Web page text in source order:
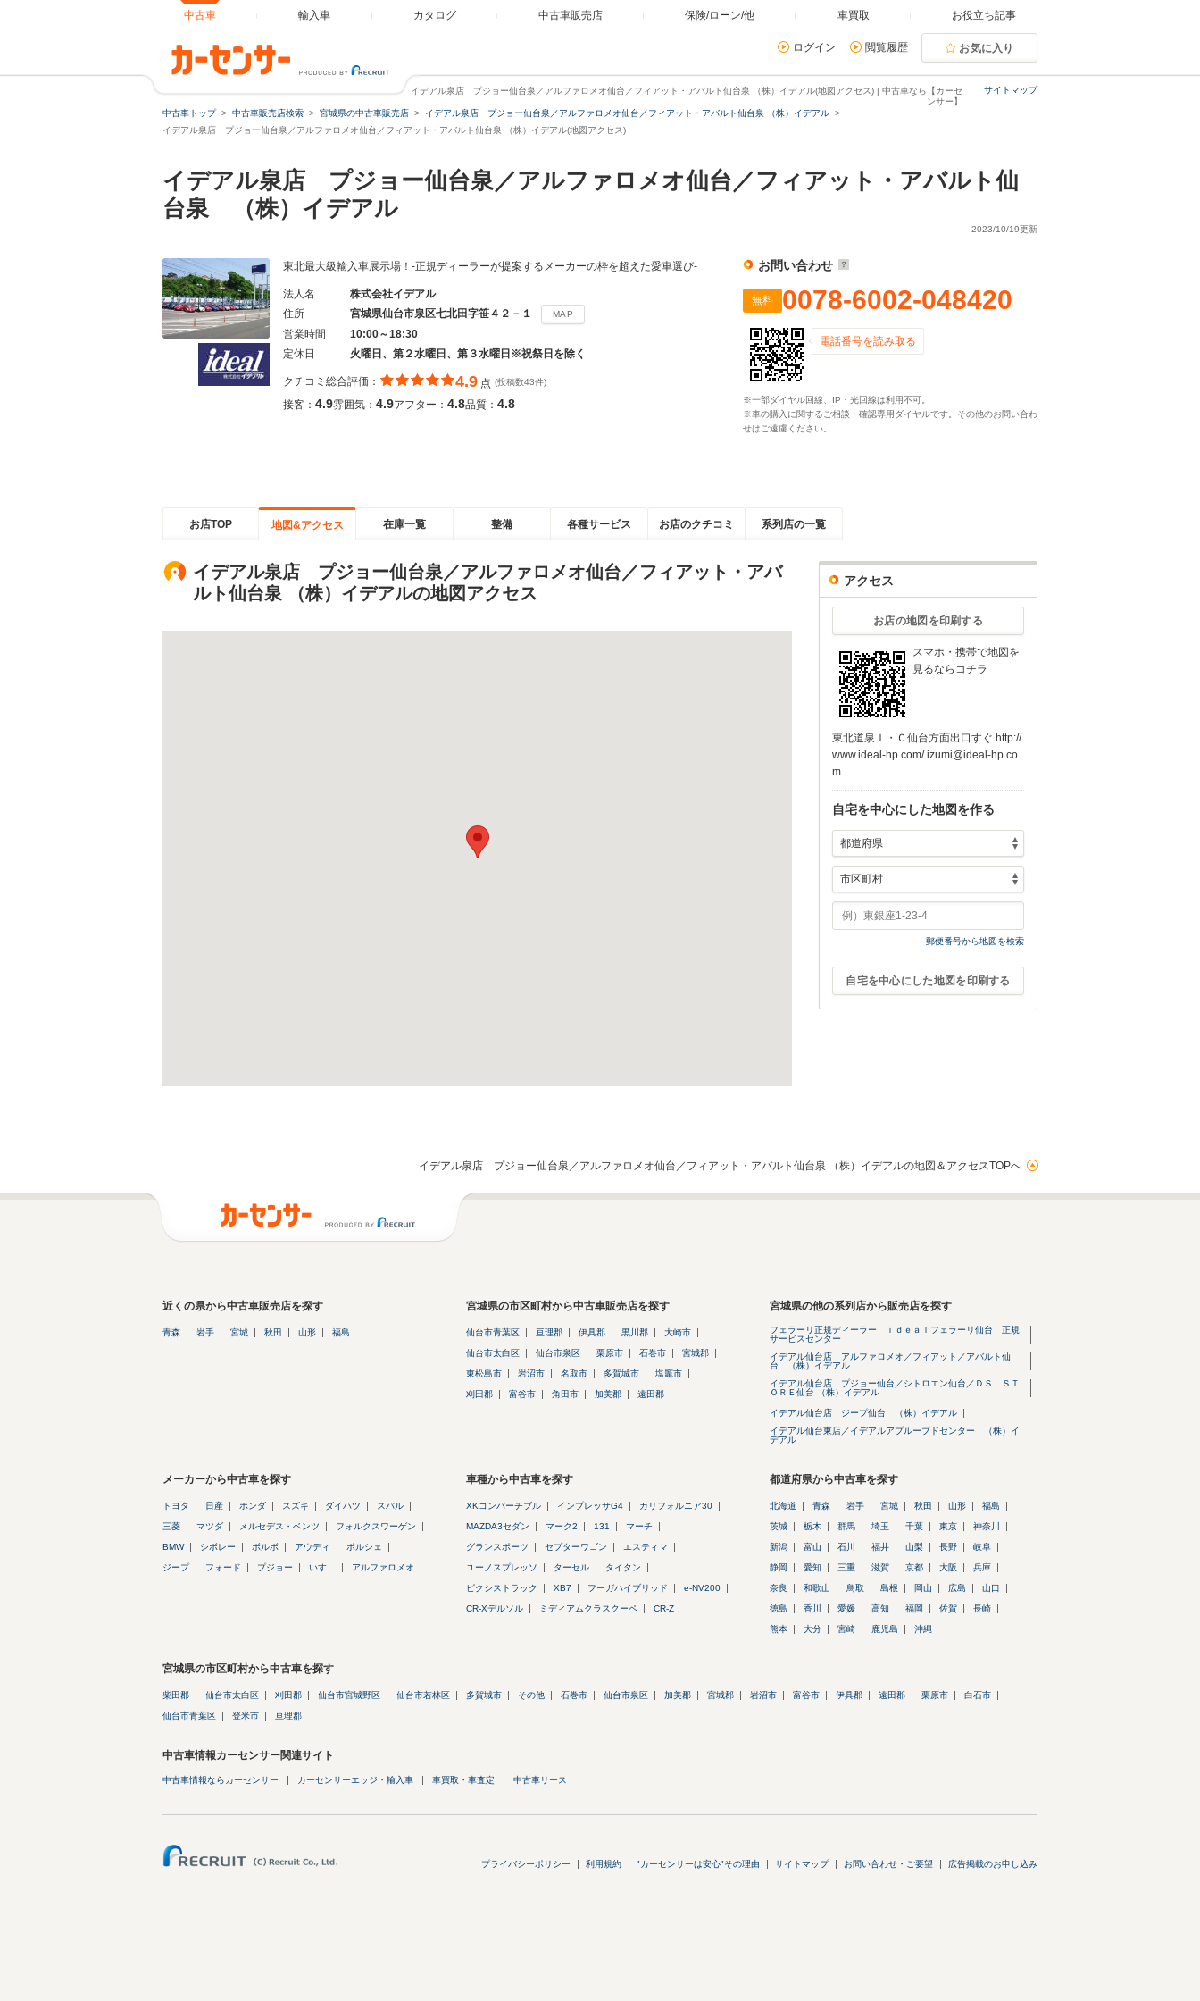
中古車 輸入車 カタログ 中古車販売店 保険/ローン/他 車買取 お役立ち記事
ログイン 閲覧履歴 お気に入り
サイトマップ
イデアル泉店 プジョー仙台泉／アルファロメオ仙台／フィアット・アバルト仙台泉 （株）イデアル(地図アクセス) | 中古車なら【カーセ
ンサー】
中古車トップ
中古車販売店検索 宮城県の中古車販売店
イデアル泉店 プジョー仙台泉／アルファロメオ仙台／フィアット・アバルト仙台泉 （株）イデアル
イデアル泉店 プジョー仙台泉／アルファロメオ仙台／フィアット・アバルト仙台泉 （株）イデアル(地図アクセス)
イデアル泉店 プジョー仙台泉／アルファロメオ仙台／フィアット・アバルト仙
台泉 （株）イデアル
2023/10/19更新
東北最大級輸入車展示場！-正規ディーラーが提案するメーカーの枠を超えた愛車選び-
法人名
株式会社イデアル
住所
宮城県仙台市泉区七北田字笹４２－１ MAP
営業時間
10:00～18:30
定休日
火曜日、第２水曜日、第３水曜日※祝祭日を除く
クチコミ総合評価： 4.9 点 (投稿数43件)
接客： 4.9雰囲気： 4.9アフター： 4.8品質： 4.8
お問い合わせ
無料 0078-6002-048420
電話番号を読み取る
※一部ダイヤル回線、IP・光回線は利用不可。
※車の購入に関するご相談・確認専用ダイヤルです。その他のお問い合わ
せはご遠慮ください。
お店TOP 地図&アクセス 在庫一覧 整備 各種サービス お店のクチコミ 系列店の一覧
イデアル泉店 プジョー仙台泉／アルファロメオ仙台／フィアット・アバ
ルト仙台泉 （株）イデアルの地図アクセス
アクセス
お店の地図を印刷する
スマホ・携帯で地図を
見るならコチラ
東北道泉Ｉ・Ｃ仙台方面出口すぐ http://
www.ideal-hp.com/ izumi@ideal-hp.co
m
自宅を中心にした地図を作る
郵便番号から地図を検索
自宅を中心にした地図を印刷する
イデアル泉店 プジョー仙台泉／アルファロメオ仙台／フィアット・アバルト仙台泉 （株）イデアルの地図＆アクセスTOPへ
近くの県から中古車販売店を探す
青森 岩手 宮城 秋田 山形 福島
宮城県の市区町村から中古車販売店を探す
仙台市青葉区 亘理郡 伊具郡 黒川郡 大崎市
仙台市太白区 仙台市泉区 栗原市 石巻市 宮城郡
東松島市 岩沼市 名取市 多賀城市 塩竈市
刈田郡 富谷市 角田市 加美郡 遠田郡
宮城県の他の系列店から販売店を探す
フェラーリ正規ディーラー ｉｄｅａｌフェラーリ仙台 正規
サービスセンター
イデアル仙台店 アルファロメオ／フィアット／アバルト仙
台 （株）イデアル
イデアル仙台店 プジョー仙台／シトロエン仙台／ＤＳ ＳＴ
ＯＲＥ仙台 （株）イデアル
イデアル仙台店 ジープ仙台 （株）イデアル
イデアル仙台東店／イデアルアプルーブドセンター （株）イ
デアル
メーカーから中古車を探す
トヨタ 日産 ホンダ スズキ ダイハツ スバル
三菱 マツダ メルセデス・ベンツ フォルクスワーゲン
BMW シボレー ボルボ アウディ ポルシェ
ジープ フォード プジョー いすゞ アルファロメオ
車種から中古車を探す
XKコンバーチブル インプレッサG4 カリフォルニア30
MAZDA3セダン マーク2 131 マーチ
グランスポーツ セプターワゴン エスティマ
ユーノスプレッソ ターセル タイタン
ピクシストラック XB7 フーガハイブリッド e-NV200
CR-Xデルソル ミディアムクラスクーペ CR-Z
都道府県から中古車を探す
北海道 青森 岩手 宮城 秋田 山形 福島
茨城 栃木 群馬 埼玉 千葉 東京 神奈川
新潟 富山 石川 福井 山梨 長野 岐阜
静岡 愛知 三重 滋賀 京都 大阪 兵庫
奈良 和歌山 鳥取 島根 岡山 広島 山口
徳島 香川 愛媛 高知 福岡 佐賀 長崎
熊本 大分 宮崎 鹿児島 沖縄
宮城県の市区町村から中古車を探す
柴田郡 仙台市太白区 刈田郡 仙台市宮城野区 仙台市若林区 多賀城市 その他 石巻市 仙台市泉区 加美郡 宮城郡 岩沼市 富谷市 伊具郡 遠田郡 栗原市 白石市
仙台市青葉区 登米市 亘理郡
中古車情報カーセンサー関連サイト
中古車情報ならカーセンサー カーセンサーエッジ・輸入車 車買取・車査定 中古車リース
プライバシーポリシー 利用規約 "カーセンサーは安心"その理由 サイトマップ お問い合わせ・ご要望 広告掲載のお申し込み